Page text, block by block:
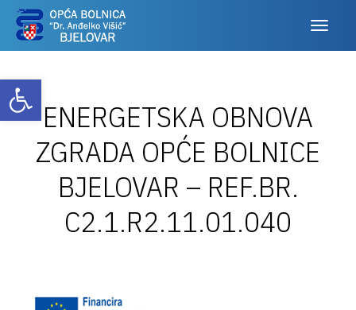
Otvori alatnu traku
ENERGETSKA OBNOVA
ZGRADA OPĆE BOLNICE
BJELOVAR – REF.BR.
C2.1.R2.11.01.040